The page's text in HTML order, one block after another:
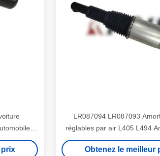
prix
LR087094 LR087093
réglables par air L405 L494
automobile
Obtenez le meilleur